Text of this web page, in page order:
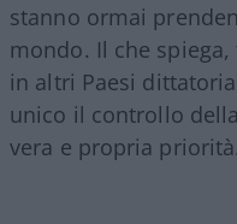
stanno ormai
mondo. Il che spiega,
in altri Paesi
unico il controllo
vera e propria priorità.